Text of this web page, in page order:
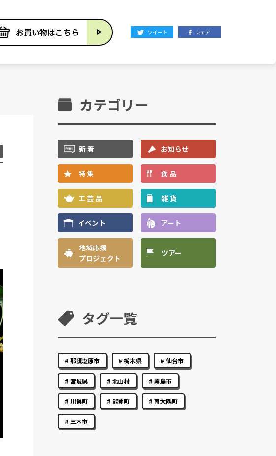
お買い物はこちら ツイート シェア
カテゴリー
新 着 お知らせ
特 集 食 品
工 芸 品 雑 貨
イベント アート
地域応援
プロジェクト
ツアー
タグ一覧
那須塩原市 栃木県 仙台市
宮城県 北山村 霧島市
川俣町 能登町 南大隅町
三木市